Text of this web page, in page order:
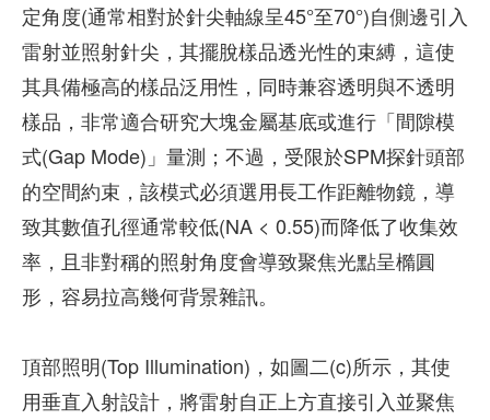
定角度(通常相對於針尖軸線呈45°至70°)自側邊引入
雷射並照射針尖，其擺脫樣品透光性的束縛，這使
其具備極高的樣品泛用性，同時兼容透明與不透明
樣品，非常適合研究大塊金屬基底或進行「間隙模
式(Gap Mode)」量測；不過，受限於SPM探針頭部
的空間約束，該模式必須選用長工作距離物鏡，導
致其數值孔徑通常較低(NA < 0.55)而降低了收集效
率，且非對稱的照射角度會導致聚焦光點呈橢圓
形，容易拉高幾何背景雜訊。
頂部照明(Top Illumination)，如圖二(c)所示，其使
用垂直入射設計，將雷射自正上方直接引入並聚焦